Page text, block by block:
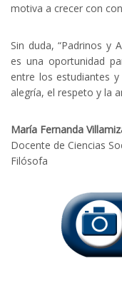
motiva a crecer con
Sin duda, “Padrinos y
es una oportunidad
entre los estudiantes
alegría, el respeto y la
María Fernanda
Docente de Ciencias
Filósofa